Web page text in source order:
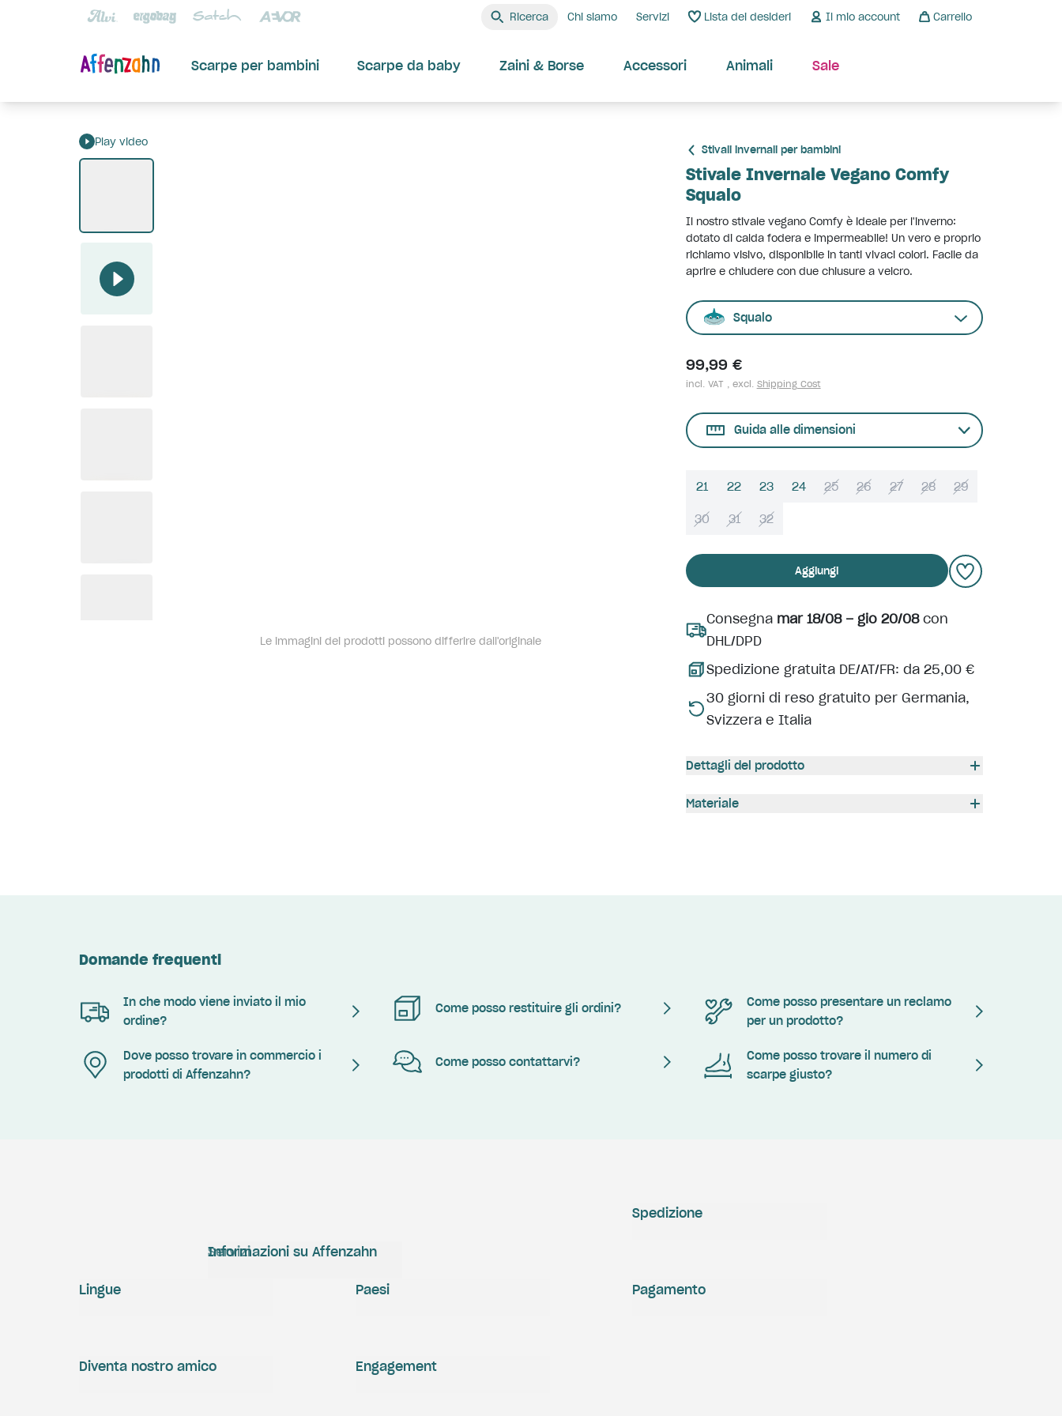
Ricerca Chi siamo Servizi Lista dei desideri Il mio account Carrello
Scarpe per bambini Scarpe da baby Zaini & Borse Accessori Animali Sale
Play video
Le immagini dei prodotti possono differire dall'originale
Stivali invernali per bambini
Stivale Invernale Vegano Comfy
Squalo
Il nostro stivale vegano Comfy è ideale per l'inverno:
dotato di calda fodera e impermeabile! Un vero e proprio
richiamo visivo, disponibile in tanti vivaci colori. Facile da
aprire e chiudere con due chiusure a velcro.
Squalo
99,99 €
incl. VAT , excl. Shipping Cost
Guida alle dimensioni
21 22 23 24 25 26 27 28 29
30 31 32
Aggiungi
Consegna mar 18/08 – gio 20/08con
DHL/DPD
Spedizione gratuita DE/AT/FR: da 25,00 €
30 giorni di reso gratuito per Germania,
Svizzera e Italia
Dettagli del prodotto
Materiale
Domande frequenti
In che modo viene inviato il mio
ordine?
Come posso restituire gli ordini?
Come posso presentare un reclamo
per un prodotto?
Dove posso trovare in commercio i
prodotti di Affenzahn?
Come posso contattarvi?
Come posso trovare il numero di
scarpe giusto?
Servizi
Informazioni su Affenzahn
Spedizione
Pagamento
Engagement
Diventa nostro amico
Lingue Paesi